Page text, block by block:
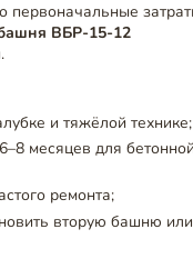
первоначальные
ВБР-15-12
и тяжёлой технике;
месяцев для бетонной
ремонта;
вторую башню или